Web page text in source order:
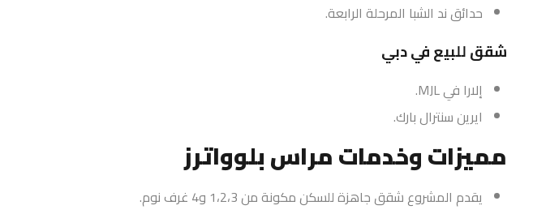
حدائق ند الشبا المرحلة الرابعة.
شقق للبيع في دبي
إلارا في MJL.
ايرين سنترال بارك.
مميزات وخدمات مراس بلوواترز
يقدم المشروع شقق جاهزة للسكن مكونة من 1،2،3 و4 غرف نوم.